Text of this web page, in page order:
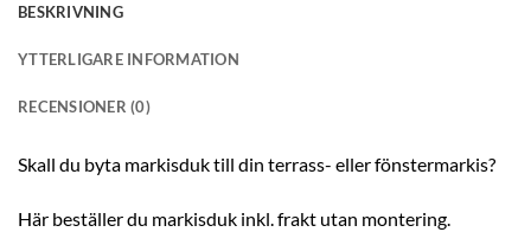
BESKRIVNING
YTTERLIGARE INFORMATION
RECENSIONER (0)
Skall du byta markisduk till din terrass- eller fönstermarkis?
Här beställer du markisduk inkl. frakt utan montering.